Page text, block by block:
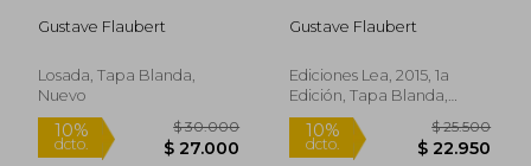
Gustave Flaubert
Losada, Tapa Blanda,
Nuevo
Gustave Flaubert
Ediciones Lea, 2015, 1a
Edición, Tapa Blanda,
Nuevo